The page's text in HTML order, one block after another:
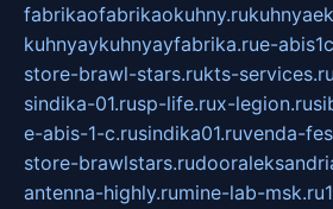
fabrikaofabrikaokuhny.ru
kuhnyaykuhnyayfabrika.rue-
store-brawl-stars.rukts-services.ru
sindika-01.rusp-life.rux-legion.ru
e-abis-1-c.rusindika01.ruvenda-
store-brawlstars.ru
antenna-highly.rumine-lab-msk.ru